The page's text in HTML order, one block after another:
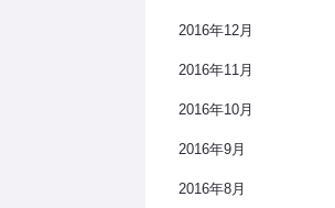
2016年12月
2016年11月
2016年10月
2016年9月
2016年8月